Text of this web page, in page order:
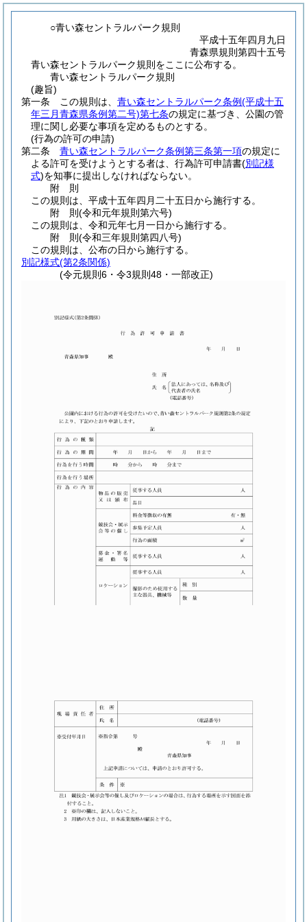
○青い森セントラルパーク規則
平成十五年四月九日
青森県規則第四十五号
青い森セントラルパーク規則をここに公布する。
青い森セントラルパーク規則
(趣旨)
第一条
この規則は、 青い森セントラルパーク条例(平成十五
年三月青森県条例第二号)第七条の規定に基づき、公園の管
理に関し必要な事項を定めるものとする。
(行為の許可の申請)
第二条
青い森セントラルパーク条例第三条第一項の規定に
よる許可を受けようとする者は、行為許可申請書(別記様
式)を知事に提出しなければならない。
附 則
この規則は、平成十五年四月二十五日から施行する。
附 則(令和元年規則第六号)
この規則は、令和元年七月一日から施行する。
附 則(令和三年規則第四八号)
この規則は、公布の日から施行する。
別記様式(第2条関係)
(令元規則6・令3規則48・一部改正)